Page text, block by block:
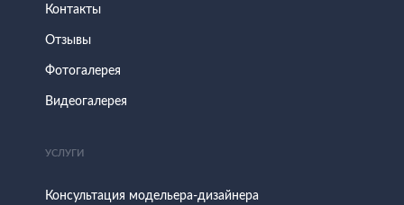
Контакты
Отзывы
Фотогалерея
Видеогалерея
УСЛУГИ
Консультация модельера-дизайнера